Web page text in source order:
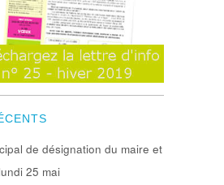
de désignation du maire et
25 mai